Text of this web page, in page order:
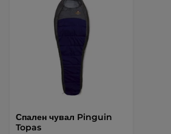
Спален чувал Pinguin
Topas